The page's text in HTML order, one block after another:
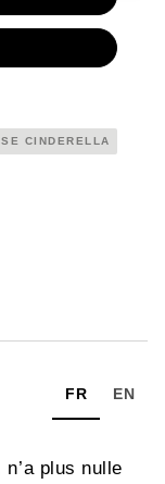
CINDERELLA
FR EN
plus nulle